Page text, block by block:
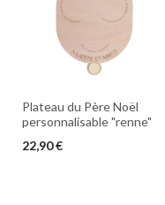
Plateau du Père Noël
personnalisable "renne"
22,90 €